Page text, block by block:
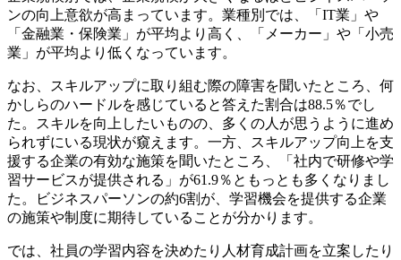
ンの向上意欲が高まっています。業種別では、「IT業」や
「金融業・保険業」が平均より高く、「メーカー」や「小売
業」が平均より低くなっています。
なお、スキルアップに取り組む際の障害を聞いたところ、何
かしらのハードルを感じていると答えた割合は88.5％でし
た。スキルを向上したいものの、多くの人が思うように進め
られずにいる現状が窺えます。一方、スキルアップ向上を支
援する企業の有効な施策を聞いたところ、「社内で研修や学
習サービスが提供される」が61.9％ともっとも多くなりまし
た。ビジネスパーソンの約6割が、学習機会を提供する企業
の施策や制度に期待していることが分かります。
では、社員の学習内容を決めたり人材育成計画を立案したり